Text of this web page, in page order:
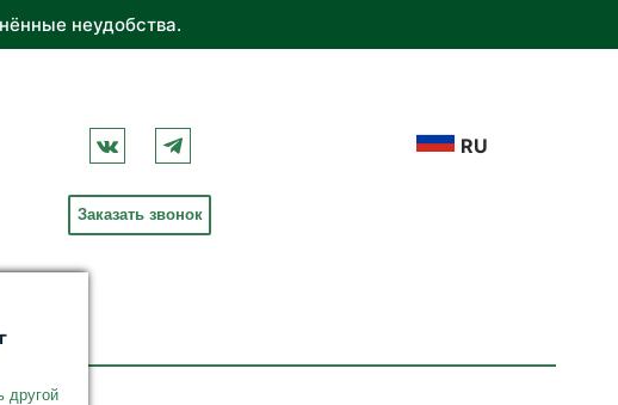
неудобства.
другой
Заказать звонок
RU